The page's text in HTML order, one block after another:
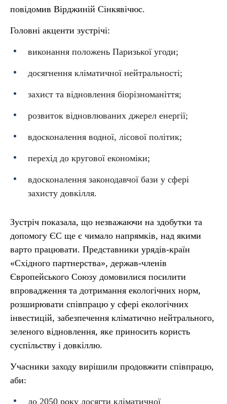
повідомив Вірджиній Сінкявічюс.
Головні акценти зустрічі:
виконання положень Паризької угоди;
досягнення кліматичної нейтральності;
захист та відновлення біорізноманіття;
розвиток відновлюваних джерел енергії;
вдосконалення водної, лісової політик;
перехід до кругової економіки;
вдосконалення законодавчої бази у сфері
захисту довкілля.
Зустріч показала, що незважаючи на здобутки та
допомогу ЄС ще є чимало напрямків, над якими
варто працювати. Представники урядів-країн
«Східного партнерства», держав-членів
Європейського Союзу домовилися посилити
впровадження та дотримання екологічних норм,
розширювати співпрацю у сфері екологічних
інвестицій, забезпечення кліматично нейтрального,
зеленого відновлення, яке приносить користь
суспільству і довкіллю.
Учасники заходу вирішили продовжити співпрацю,
аби:
до 2050 року досягти кліматичної